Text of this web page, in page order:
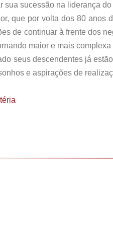
sua sucessão na liderança
que por volta dos 80 anos
de continuar à frente dos
maior e mais complexa
seus descendentes já
e aspirações de